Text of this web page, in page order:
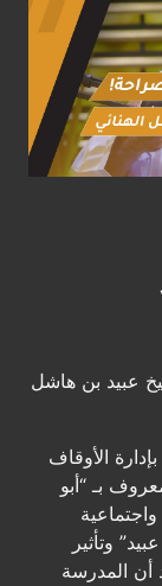
عبيد بن هاشل
الأوقاف
بـ “أبو
وتأثير
أن المدرسة